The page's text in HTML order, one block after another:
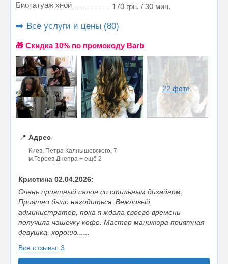
Биотатуаж хной 170 грн. / 30 мин.
➡️ Все услуги и цены (80)
🎁 Cкидка 10% по промокоду Barb
22 фото
📍 Адрес
Киев, Петра Калнышевского, 7
м.Героев Днепра + ещё 2
Кристина 02.04.2026:
Очень приятный салон со стильным дизайном.
Приятно было находиться. Вежливый
администратор, пока я ждала своего времени
получила чашечку кофе. Мастер маникюра приятная
девушка, хорошо......
Все отзывы: 3